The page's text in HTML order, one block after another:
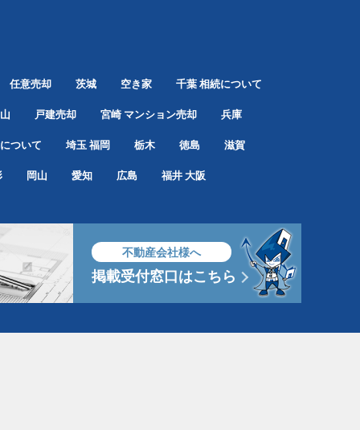
任意売却 茨城 空き家 千葉相続について
戸建売却 宮崎 マンション売却 兵庫
ついて 埼玉福岡 栃木 徳島 滋賀
岡山 愛知 広島 福井大阪
不動産会社様へ
掲載受付窓口はこちら